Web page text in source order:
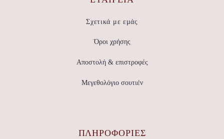
Σχετικά με εμάς
Όροι χρήσης
Αποστολή & επιστροφές
Μεγεθολόγιο σουτιέν
ΠΛΗΡΟΦΟΡΙΕΣ